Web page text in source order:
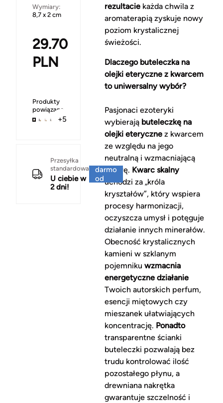
Wymiary:
8,7 x 2 cm
29.70
PLN
Produkty
powiązane
+5
Przesyłka
standardowa
U ciebie w
2 dni!
darmo
od
150 zł
rezultaciekażda chwila z
aromaterapią zyskuje nowy
poziom krystalicznej
świeżości.
Dlaczego buteleczka na
olejki eteryczne z kwarcem
to uniwersalny wybór?
Pasjonaci ezoteryki
wybierają buteleczkę na
olejki eterycznez kwarcem
ze względu na jego
neutralną i wzmacniającą
naturę. Kwarc skalny
uchodzi za „króla
kryształów”, który wspiera
procesy harmonizacji,
oczyszcza umysł i potęguje
działanie innych minerałów.
Obecność krystalicznych
kamieni w szklanym
pojemniku wzmacnia
energetyczne działanie
Twoich autorskich perfum,
esencji miętowych czy
mieszanek ułatwiających
koncentrację. Ponadto
transparentne ścianki
buteleczki pozwalają bez
trudu kontrolować ilość
pozostałego płynu, a
drewniana nakrętka
gwarantuje szczelność i